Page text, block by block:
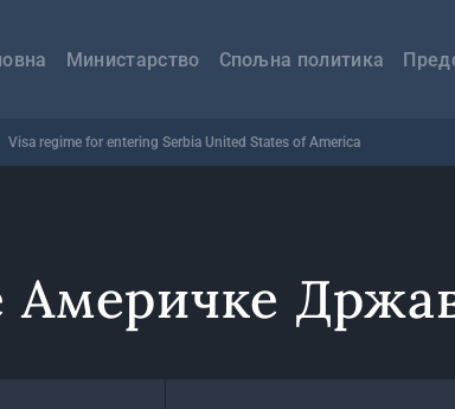
Министарство Спољна политика
Visa regime for entering Serbia United States of America
Америчке